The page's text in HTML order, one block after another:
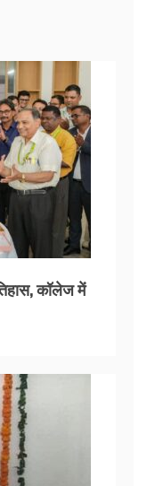
कॉलेज में